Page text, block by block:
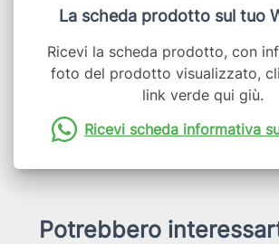
La scheda prodotto sul tuo
Ricevi la scheda prodotto, con
foto del prodotto visualizzato,
link verde qui giù.
Ricevi scheda informativa
Potrebbero